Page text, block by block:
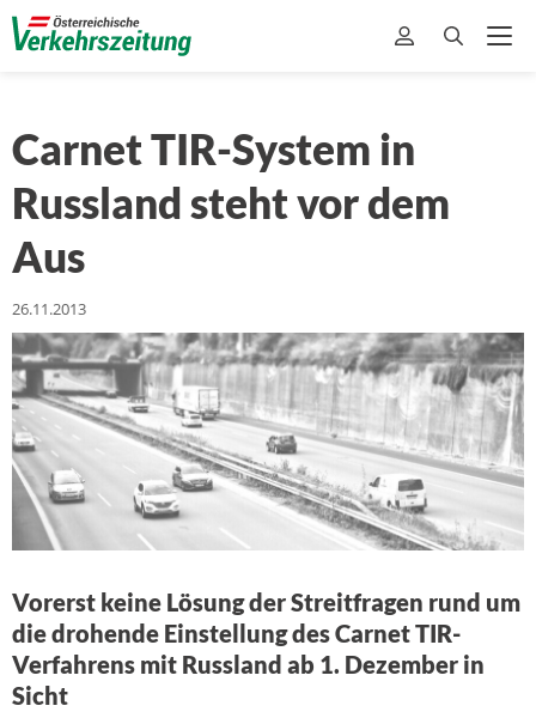
Carnet TIR-System in
Russland steht vor dem
Aus
26.11.2013
Vorerst keine Lösung der Streitfragen rund um
die drohende Einstellung des Carnet TIR-
Verfahrens mit Russland ab 1. Dezember in
Sicht